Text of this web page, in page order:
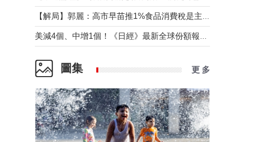
圖集 更 多